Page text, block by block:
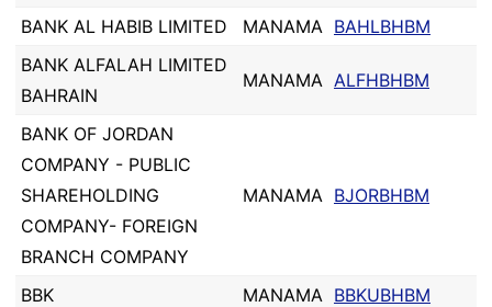
BANK AL HABIB LIMITED MANAMA BAHLBHBM
BANK ALFALAH LIMITED
BAHRAIN
MANAMA ALFHBHBM
BANK OF JORDAN
COMPANY - PUBLIC
SHAREHOLDING
COMPANY- FOREIGN
BRANCH COMPANY
MANAMA BJORBHBM
BBK MANAMA BBKUBHBM